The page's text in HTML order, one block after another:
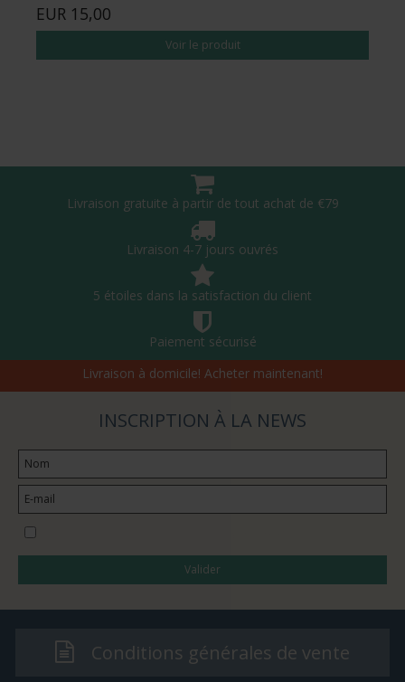
EUR 15,00
Voir le produit
Livraison gratuite à partir de tout achat de €79
Livraison 4-7 jours ouvrés
5 étoiles dans la satisfaction du client
Paiement sécurisé
Livraison à domicile! Acheter maintenant!
INSCRIPTION À LA NEWS
Valider
Conditions générales de vente